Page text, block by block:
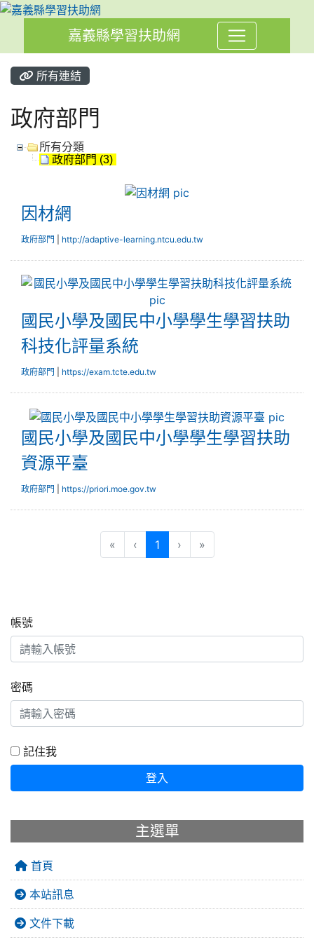
嘉義縣學習扶助網
所有連結
政府部門
所有分類
政府部門 (3)
因材網
政府部門 http://adaptive-learning.ntcu.edu.tw
國民小學及國民中小學學生學習扶助
科技化評量系統
政府部門 https://exam.tcte.edu.tw
國民小學及國民中小學學生學習扶助
資源平臺
政府部門 https://priori.moe.gov.tw
« ‹ 1(目前頁次)
› »
帳號
密碼
記住我
登入
主選單
首頁
本站訊息
文件下載